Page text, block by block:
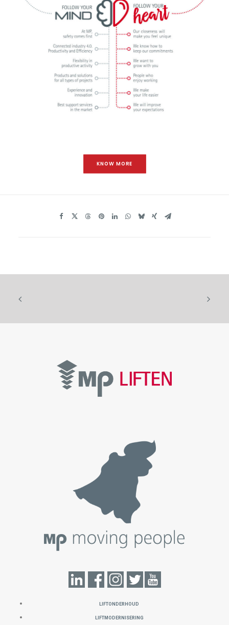
KNOW MORE
LIFTONDERHOUD
LIFTMODERNISERING